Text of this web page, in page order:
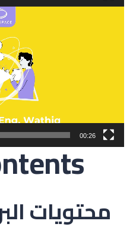
00:26
محتويات